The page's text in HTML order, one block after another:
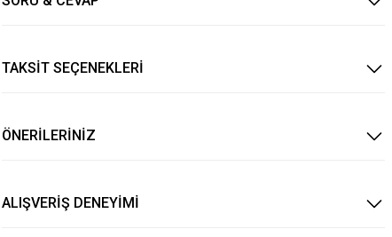
TAKSİT SEÇENEKLERİ
ÖNERİLERİNİZ
ALIŞVERİŞ DENEYİMİ